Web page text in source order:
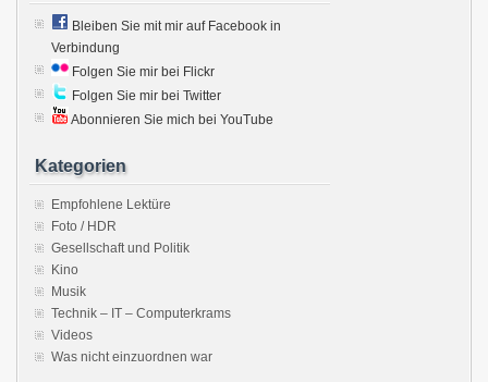
Bleiben Sie mit mir auf Facebook in
Verbindung
Folgen Sie mir bei Flickr
Folgen Sie mir bei Twitter
Abonnieren Sie mich bei YouTube
Kategorien
Empfohlene Lektüre
Foto / HDR
Gesellschaft und Politik
Kino
Musik
Technik – IT – Computerkrams
Videos
Was nicht einzuordnen war